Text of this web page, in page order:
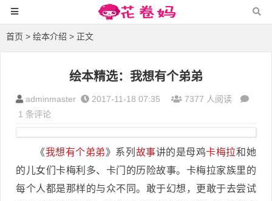
首页 > 绘本介绍 > 正文
绘本精选：我想有个弟弟
adminmaster 2017-11-18 07:35
7377 人阅读
1 条评论
《我想有个弟弟》系列 故事讲的是母鸡卡梅拉和她
的儿女们卡梅利多、卡门的历险故事。卡梅拉家族里的
每个人都是那样的与众不同。敢于幻想，更敢于去尝试